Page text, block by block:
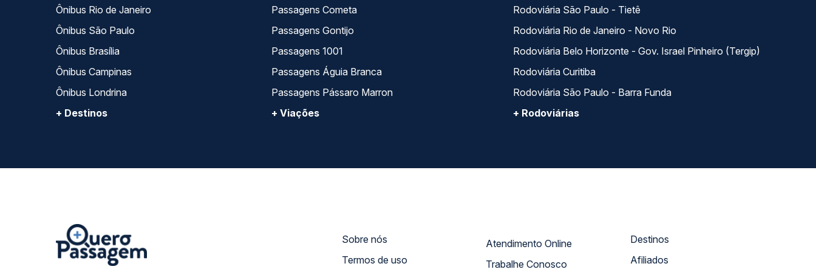
Ônibus Rio de Janeiro
Ônibus São Paulo
Ônibus Brasília
Ônibus Campinas
Ônibus Londrina
+ Destinos
Passagens Cometa
Passagens Gontijo
Passagens 1001
Passagens Águia Branca
Passagens Pássaro Marron
+ Viações
Rodoviária São Paulo - Tietê
Rodoviária Rio de Janeiro - Novo Rio
Rodoviária Belo Horizonte - Gov. Israel Pinheiro (Tergip)
Rodoviária Curitiba
Rodoviária São Paulo - Barra Funda
+ Rodoviárias
Sobre nós
Termos de uso
Atendimento Online
Trabalhe Conosco
Destinos
Afiliados